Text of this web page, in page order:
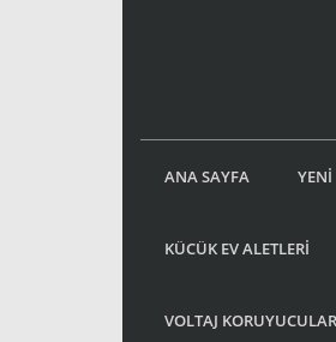
ANA SAYFA
KÜCÜK EV ALETLERİ
VOLTAJ KORUYUCULAR